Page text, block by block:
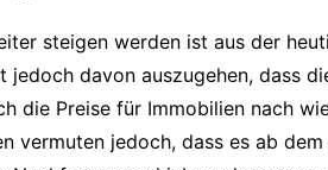
steigen werden ist aus der
jedoch davon auszugehen, dass
die Preise für Immobilien nach
vermuten jedoch, dass es ab